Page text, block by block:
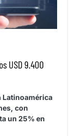
USD 9.400
Latinoamérica
con
un 25% en